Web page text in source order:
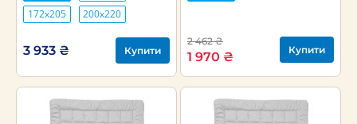
172х205
200х220
3 933 ₴ Купити
2 462 ₴
1 970 ₴ Купити